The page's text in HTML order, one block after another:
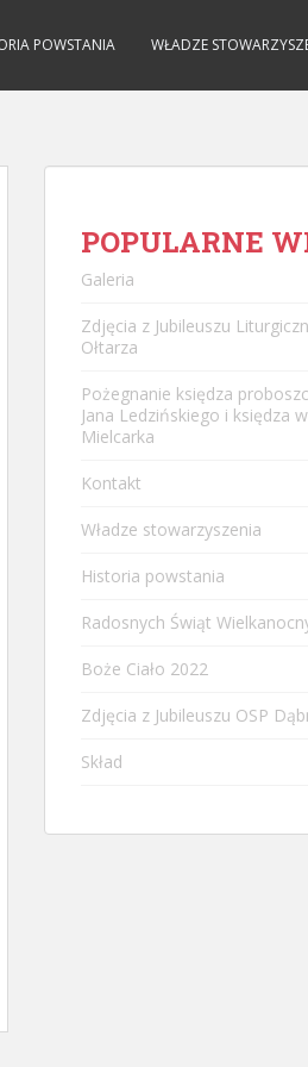
POWSTANIA WŁADZE
POPULARNE
Galeria
Zdjęcia z Jubileuszu
Ołtarza
Pożegnanie księdza
Jana Ledzińskiego i księdza
Mielcarka
Kontakt
Władze stowarzyszenia
Historia powstania
Radosnych Świąt
Boże Ciało 2022
Zdjęcia z Jubileuszu OSP
Skład